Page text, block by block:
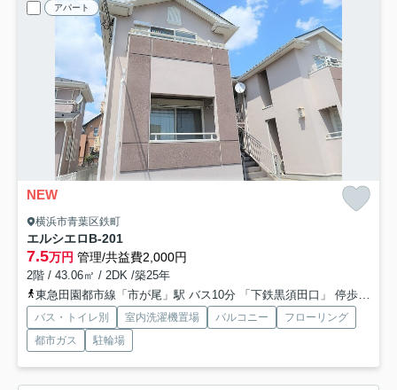
アパート
NEW
横浜市青葉区鉄町
エルシエロB-201
7.5万円 管理/共益費2,000円
2階 / 43.06㎡ / 2DK /築25年
東急田園都市線「市が尾」駅 バス10分 「下鉄黒須田口」 停歩1分
バス・トイレ別 室内洗濯機置場 バルコニー
フローリング
都市ガス
駐輪場